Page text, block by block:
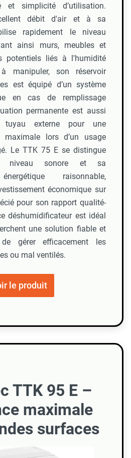
et simplicité d’utilisation.
débit d'air et à sa
rapidement le niveau
ainsi murs, meubles et
potentiels liés à l'humidité
manipuler, son réservoir
est équipé d’un système
en cas de remplissage
permanente est aussi
externe pour une
maximale lors d’un usage
Le TTK 75 E se distingue
niveau sonore et sa
raisonnable,
économique sur
pour son rapport qualité-
déshumidificateur est idéal
une solution fiable et
gérer efficacement les
ou mal ventilés.
le produit
TTK 95 E –
maximale
surfaces